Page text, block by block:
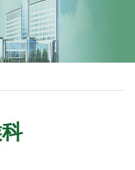
服务 体检中心
管病诊治中心